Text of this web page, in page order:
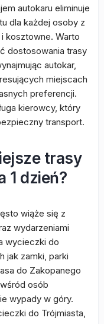
autokaru eliminuje
dla każdej osoby z
kosztowne. Warto
dostosowania trasy
autokar,
miejscach
preferencji.
kierowcy, który
transport.
trasy
1 dzień?
wiąże się z
wydarzeniami
wycieczki do
jak zamki, parki
do Zakopanego
osób
wypady w góry.
do Trójmiasta,